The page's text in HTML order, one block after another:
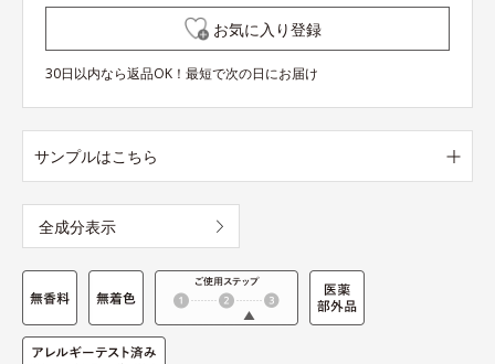
お気に入り登録
30日以内なら返品OK！最短で次の日にお届け
サンプルはこちら
全成分表示